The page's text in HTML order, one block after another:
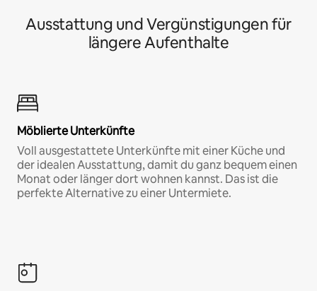
Ausstattung und Vergünstigungen für
längere Aufenthalte
Möblierte Unterkünfte
Voll ausgestattete Unterkünfte mit einer Küche und
der idealen Ausstattung, damit du ganz bequem einen
Monat oder länger dort wohnen kannst. Das ist die
perfekte Alternative zu einer Untermiete.